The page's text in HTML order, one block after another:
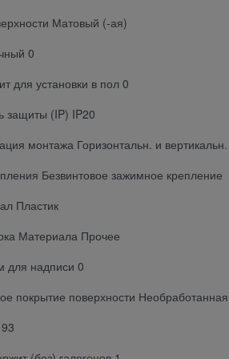
Матовый (-ая)
0
для установки в пол 0
защиты (IP) IP20
монтажа Горизонтальн. и вертикальн.
Безвинтовое зажимное крепление
Пластик
Материала Прочее
для надписи 0
покрытие поверхности